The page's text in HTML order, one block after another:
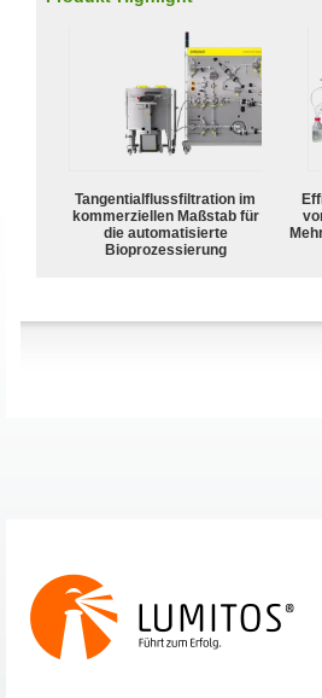
Tangentialflussfiltration im
kommerziellen Maßstab für
die automatisierte
Bioprozessierung